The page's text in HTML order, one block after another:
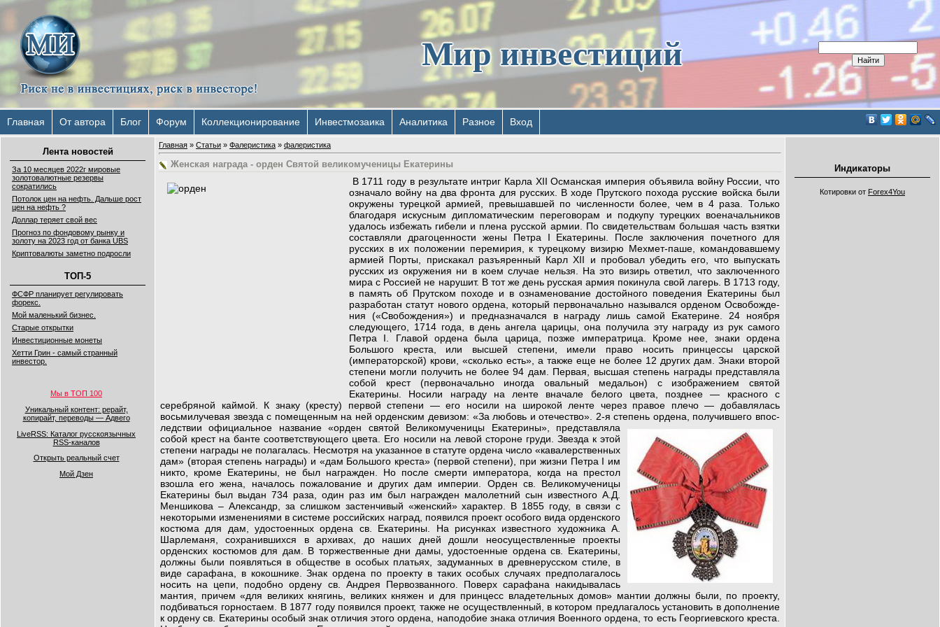
Мир инвестиций
Главная От автора Блог Форум Коллекционирование Инвестмозаика Аналитика Разное Вход
Лента новостей
За 10 месяцев 2022г мировые
золотовалютные резервы
сократились
Потолок цен на нефть. Дальше рост
цен на нефть ?
Доллар теряет свой вес
Прогноз по фондовому рынку и
золоту на 2023 год от банка UBS
Криптовалюты заметно подросли
ТОП-5
ФСФР планирует регулировать
форекс.
Мой маленький бизнес.
Старые открытки
Инвестиционные монеты
Хетти Грин - самый странный
инвестор.
Мы в ТОП 100
Уникальный контент: рерайт,
копирайт, переводы — Адвего
LiveRSS: Каталог русскоязычных
RSS-каналов
Открыть реальный счет
Мой Дзен
Главная » Статьи » Фалеристика » фалеристика
Женская награда - орден Святой великомученицы Екатерины
В 1711 году в результате интриг Карла XII Османская империя объявила войну России, что
означало войну на два фронта для русских. В ходе Прутского похода русские войска были
окружены турецкой армией, превышавшей по численности более, чем в 4 раза. Только
благодаря ис­кусным дипломатическим переговорам и подкупу турецких военачальников
удалось избежать гибели и плена рус­ской армии. По свидетельствам большая часть взятки
составляли драгоценности жены Петра I Екатерины. После заключения почетного для
русских в их положении переми­рия, к турец­кому визирю Мехмет-паше, командовав­шему
армией Порты, прискакал разъя­ренный Карл XII и пробовал убедить его, что выпускать
русских из окружения ни в коем случае нельзя. На это визирь от­ветил, что заключенного
мира с Россией не нарушит. В тот же день русская армия покинула свой лагерь. В 1713 году,
в па­мять об Прутском походе и в ознаменование достойного поведения Екатерины был
разработан статут нового ордена, который первона­чально назывался орденом Освобожде­
ния («Свобождения») и предназначался в награду лишь самой Екатерине. 24 но­ября
следующего, 1714 года, в день ангела царицы, она получила эту на­граду из рук самого
Петра I. Главой ордена была царица, позже императрица. Кроме нее, знаки ордена
Большого креста, или высшей степени, имели право носить принцессы царской
(императорской) крови, «сколько есть», а также еще не более 12 других дам. Зна­ки второй
степени могли получить не бо­лее 94 дам. Первая, высшая степень награды представляла
собой крест (первоначаль­но иногда овальный медальон) с изобра­жением святой
Екатерины. Носили на­граду на ленте вначале белого цвета, по­зднее — красного с
серебряной каймой. К знаку (кресту) первой степени — его носили на широкой ленте через правое плечо — добавлялась
восьмилучевая звезда с помещенным на ней орден­ским девизом: «За любовь и отечество». 2-я степень ордена, получившего впос­
ледствии официальное название «орден святой Великомученицы Екатерины», представляла
собой крест на банте соот­ветствующего цвета. Его носили на левой стороне груди. Звезда к этой
степени награды не полагалась. Не­смотря на указанное в статуте ордена число «кавалерственных
дам» (вторая степень награды) и «дам Большого креста» (первой степени), при жизни Петра I им
никто, кроме Екатерины, не был награжден. Но после смерти императора, когда на престол
взошла его жена, началось пожалование и других дам империи. Орден св. Великомученицы
Екатерины был выдан 734 раза, один раз им был награжден малолетний сын известного А.Д.
Меншикова – Александр, за слишком застенчивый «женский» характер. В 1855 году, в связи с
некоторыми изменениями в системе рос­сийских наград, появился проект особого вида орденского
костюма для дам, удостоенных ордена св. Екатерины. На рисунках извест­ного художника А.
Шарлеманя, сохранившихся в архивах, до наших дней дошли неосуществленные проекты
орденских костюмов для дам. В торжественные дни дамы, удостоенные ордена св. Екатерины,
должны были появляться в обществе в особых платьях, задуманных в древнерусском стиле, в
виде сарафана, в кокошнике. Знак ордена по проекту в таких особых случаях предполагалось
носить на цепи, подобно ордену св. Андрея Первозванного. Поверх сарафана наки­дывалась
мантия, причем «для великих княгинь, великих княжен и для принцесс владетельных домов» мантии должны были, по проекту,
подбиваться горностаем. В 1877 году появился проект, также не осуществленный, в кото­ром предлагалось установить в дополнение
к ордену св. Екатерины особый знак отличия этого ордена, наподобие знака отличия Воен­ного ордена, то есть Георгиевского креста.
Индикаторы
Котировки от Forex4You